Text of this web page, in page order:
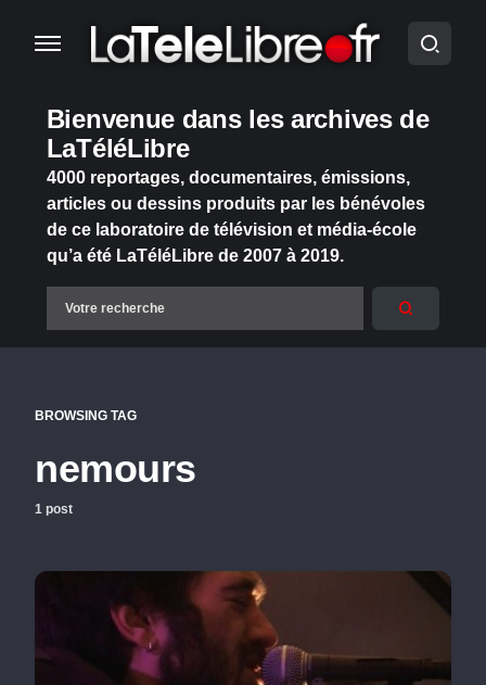
Bienvenue dans les archives de
LaTéléLibre
4000 reportages, documentaires, émissions,
articles ou dessins produits par les bénévoles
de ce laboratoire de télévision et média-école
qu’a été LaTéléLibre de 2007 à 2019.
BROWSING TAG
nemours
1 post